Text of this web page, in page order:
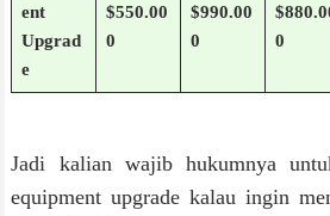
ent
Upgrad
e
$550.00
0
$990.00
0
0
Jadi kalian wajib hukumnya
equipment upgrade kalau ingin